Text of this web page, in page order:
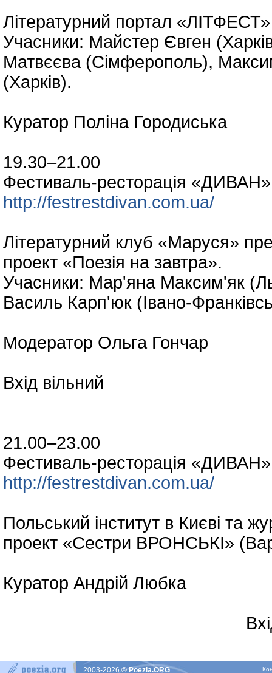
Літературний портал
Учасники: Майстер Євген
Матвєєва (Сімферополь),
(Харків).
Куратор Поліна Городиська
19.30–21.00
Фестиваль-ресторація
http://festrestdivan.com.ua/
Літературний клуб «Маруся»
проект «Поезія на завтра».
Учасники: Мар'яна Максим'як
Василь Карп'юк (Івано-
Модератор Ольга Гончар
Вхід вільний
21.00–23.00
Фестиваль-ресторація
http://festrestdivan.com.ua/
Польський інститут в Києві та
проект «Сестри ВРОНСЬКІ»
Куратор Андрій Любка
Вхід
2003-2026© Poezia.ORG